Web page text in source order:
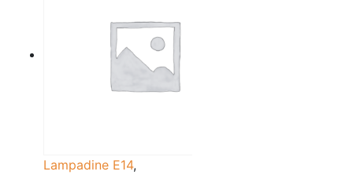
Lampadine E14,